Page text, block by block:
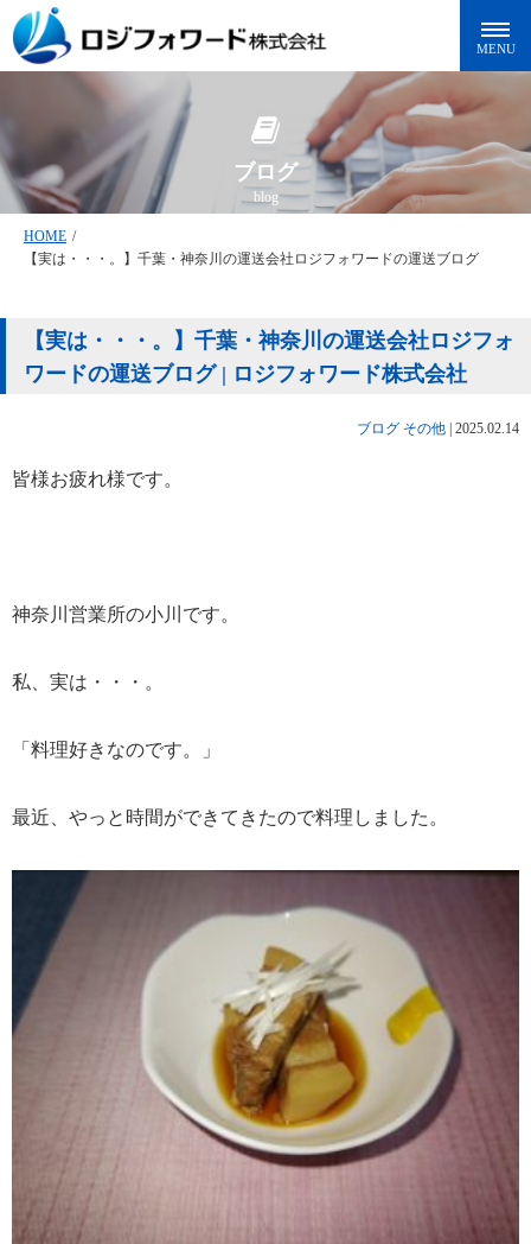
ブログ
blog
HOME /
【実は・・・。】千葉・神奈川の運送会社ロジフォワードの運送ブログ
【実は・・・。】千葉・神奈川の運送会社ロジフォ
ワードの運送ブログ | ロジフォワード株式会社
ブログ その他 2025.02.14
皆様お疲れ様です。
神奈川営業所の小川です。
私、実は・・・。
「料理好きなのです。」
最近、やっと時間ができてきたので料理しました。